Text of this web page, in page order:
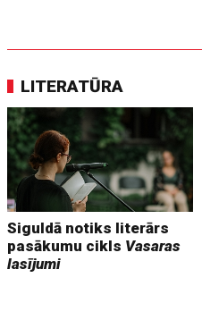
LITERATŪRA
Siguldā notiks literārs
pasākumu cikls Vasaras
lasījumi